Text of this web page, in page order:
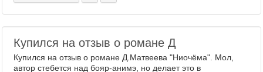
Купился на отзыв о романе Д
Купился на отзыв о романе Д.Матвеева "Ниочёма". Мол,
автор стебется над бояр-анимэ, но делает это в